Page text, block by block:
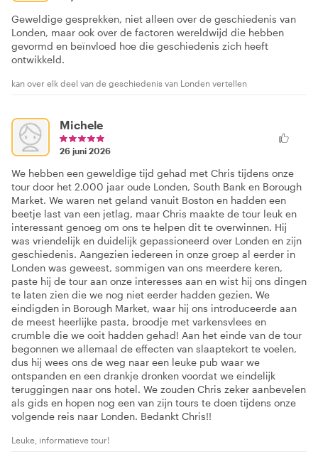
Geweldige gesprekken, niet alleen over de geschiedenis van
Londen, maar ook over de factoren wereldwijd die hebben
gevormd en beïnvloed hoe die geschiedenis zich heeft
ontwikkeld.
kan over elk deel van de geschiedenis van Londen vertellen
Michele
26 juni 2026
We hebben een geweldige tijd gehad met Chris tijdens onze
tour door het 2.000 jaar oude Londen, South Bank en Borough
Market. We waren net geland vanuit Boston en hadden een
beetje last van een jetlag, maar Chris maakte de tour leuk en
interessant genoeg om ons te helpen dit te overwinnen. Hij
was vriendelijk en duidelijk gepassioneerd over Londen en zijn
geschiedenis. Aangezien iedereen in onze groep al eerder in
Londen was geweest, sommigen van ons meerdere keren,
paste hij de tour aan onze interesses aan en wist hij ons dingen
te laten zien die we nog niet eerder hadden gezien. We
eindigden in Borough Market, waar hij ons introduceerde aan
de meest heerlijke pasta, broodje met varkensvlees en
crumble die we ooit hadden gehad! Aan het einde van de tour
begonnen we allemaal de effecten van slaaptekort te voelen,
dus hij wees ons de weg naar een leuke pub waar we
ontspanden en een drankje dronken voordat we eindelijk
teruggingen naar ons hotel. We zouden Chris zeker aanbevelen
als gids en hopen nog een van zijn tours te doen tijdens onze
volgende reis naar Londen. Bedankt Chris!!
Leuke, informatieve tour!